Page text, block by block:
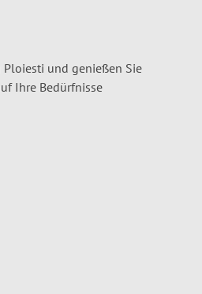
Ploiesti und genießen Sie
Ihre Bedürfnisse